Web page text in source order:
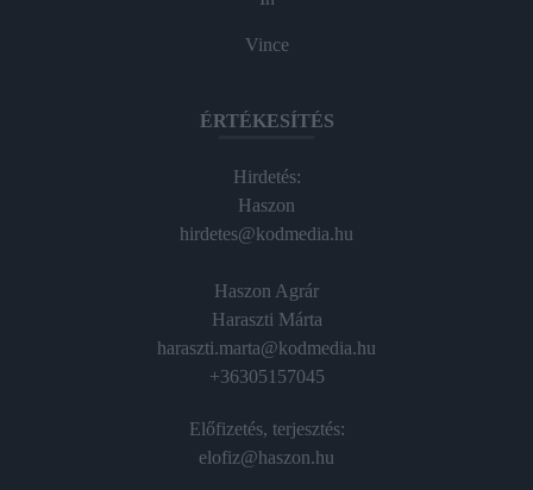
Vince
ÉRTÉKESÍTÉS
Hirdetés:
Haszon
hirdetes@kodmedia.hu
Haszon Agrár
Haraszti Márta
haraszti.marta@kodmedia.hu
+36305157045
Előfizetés, terjesztés:
elofiz@haszon.hu